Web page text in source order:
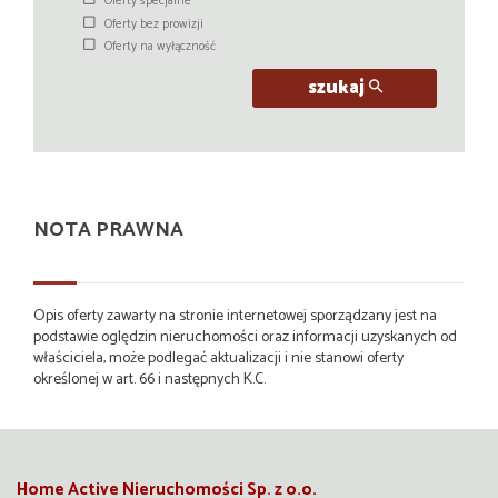
Oferty bez prowizji
Oferty na wyłączność
szukaj
NOTA PRAWNA
Opis oferty zawarty na stronie internetowej sporządzany jest na
podstawie oględzin nieruchomości oraz informacji uzyskanych od
właściciela, może podlegać aktualizacji i nie stanowi oferty
określonej w art. 66 i następnych K.C.
Home Active Nieruchomości Sp. z o.o.